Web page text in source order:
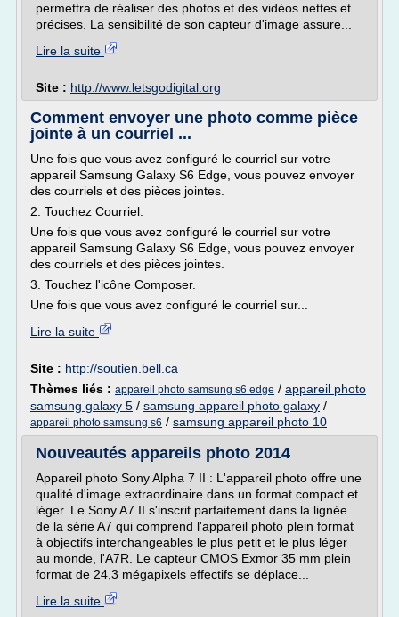
permettra de réaliser des photos et des vidéos nettes et
précises. La sensibilité de son capteur d'image assure...
Lire la suite
Site : http://www.letsgodigital.org
Comment envoyer une photo comme pièce
jointe à un courriel ...
Une fois que vous avez configuré le courriel sur votre
appareil Samsung Galaxy S6 Edge, vous pouvez envoyer
des courriels et des pièces jointes.
2. Touchez Courriel.
Une fois que vous avez configuré le courriel sur votre
appareil Samsung Galaxy S6 Edge, vous pouvez envoyer
des courriels et des pièces jointes.
3. Touchez l'icône Composer.
Une fois que vous avez configuré le courriel sur...
Lire la suite
Site : http://soutien.bell.ca
Thèmes liés : appareil photo samsung s6 edge / appareil photo
samsung galaxy 5 / samsung appareil photo galaxy /
appareil photo samsung s6 / samsung appareil photo 10
Nouveautés appareils photo 2014
Appareil photo Sony Alpha 7 II : L'appareil photo offre une
qualité d'image extraordinaire dans un format compact et
léger. Le Sony A7 II s'inscrit parfaitement dans la lignée
de la série A7 qui comprend l'appareil photo plein format
à objectifs interchangeables le plus petit et le plus léger
au monde, l'A7R. Le capteur CMOS Exmor 35 mm plein
format de 24,3 mégapixels effectifs se déplace...
Lire la suite